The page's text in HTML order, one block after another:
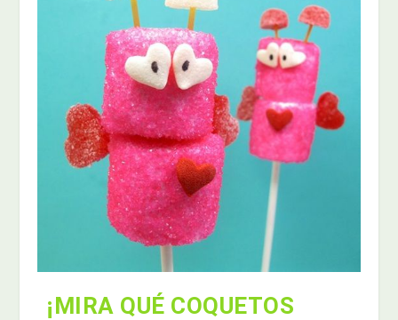
¡MIRA QUÉ COQUETOS